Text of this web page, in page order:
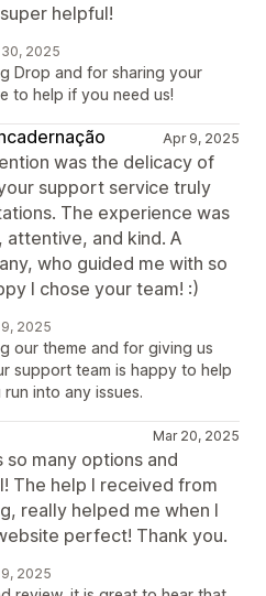
helpful!
2025
Drop and for sharing your
to help if you need us!
Apr 9, 2025
was the delicacy of
support service truly
The experience was
and kind. A
who guided me with so
I chose your team! :)
2025
our theme and for giving us
support team is happy to help
into any issues.
Mar 20, 2025
many options and
The help I received from
really helped me when I
perfect! Thank you.
2025